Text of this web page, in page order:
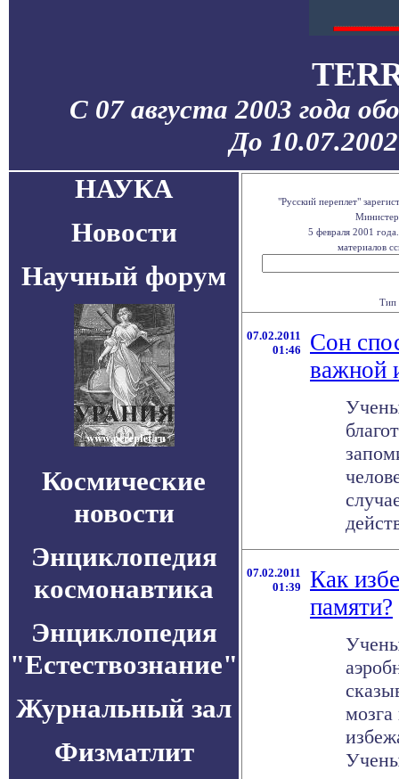
С 07 августа 2003 года
До
НАУКА
Новости
Научный форум
Космические
новости
Энциклопедия
космонавтика
Энциклопедия
"Естествознание"
Журнальный зал
Физматлит
"Русский переплет"
5 февраля 2001
материалов
Тип
07.02.2011
01:46
Сон
важной
07.02.2011
01:39
Как
памяти?